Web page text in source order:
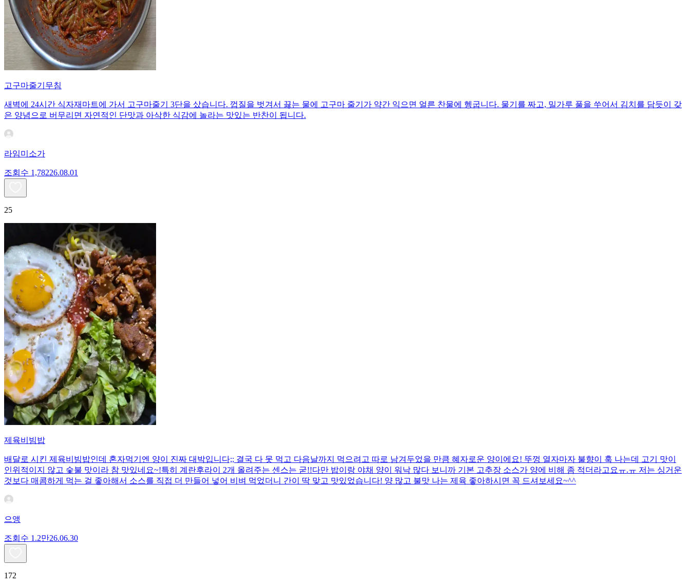
고구마줄기무침
새벽에 24시간 식자재마트에 가서 고구마줄기 3단을 샀습니다. 껍질을 벗겨서 끓는 물에 고구마 줄기가 약간 익으면 얼른 찬물에 헹굽니다. 물기를 짜고, 밀가루 풀을 쑤어서 김치를 담듯이 갖
은 양념으로 버무리면 자연적인 단맛과 아삭한 식감에 놀라는 맛있는 반찬이 됩니다.
라임미소가
조회수 1,78226.08.01
25
제육비빔밥
배달로 시킨 제육비빔밥인데 혼자먹기엔 양이 진짜 대박입니다;; 결국 다 못 먹고 다음날까지 먹으려고 따로 남겨두었을 만큼 혜자로운 양이에요! 뚜껑 열자마자 불향이 훅 나는데 고기 맛이
인위적이지 않고 숯불 맛이라 참 맛있네요~!특히 계란후라이 2개 올려주는 센스는 굳!! ​다만 밥이랑 야채 양이 워낙 많다 보니까 기본 고추장 소스가 양에 비해 좀 적더라고요ㅠ.ㅠ 저는 싱거운
것보다 매콤하게 먹는 걸 좋아해서 소스를 직접 더 만들어 넣어 비벼 먹었더니 간이 딱 맞고 맛있었습니다! 양 많고 불맛 나는 제육 좋아하시면 꼭 드셔보세요~^^
으앵
조회수 1.2만26.06.30
172